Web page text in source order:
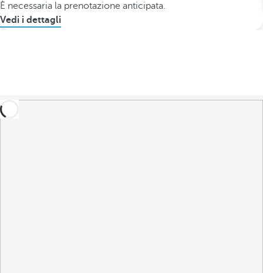
È necessaria la prenotazione anticipata.
Vedi i dettagli